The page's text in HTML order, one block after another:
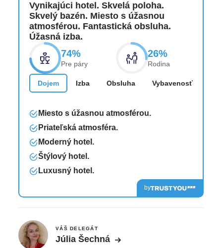
Vynikajúci hotel. Skvelá poloha.
Skvelý bazén. Miesto s úžasnou
atmosférou. Fantastická obsluha.
Úžasná izba.
74%
Pre páry
26%
Rodina
Dojem Izba Obsluha Vybavenosť
Miesto s úžasnou atmosférou.
Priateľská atmosféra.
Moderný hotel.
Štýlový hotel.
Luxusný hotel.
by
VÁŠ DELEGÁT
Júlia Šechná